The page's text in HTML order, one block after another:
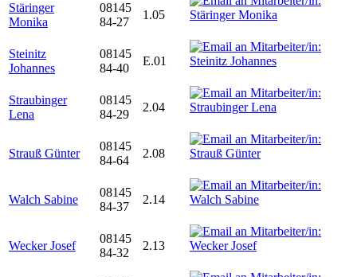
Stäringer
Monika
08145
84-27
1.05
Steinitz
Johannes
08145
84-40
E.01
Straubinger
Lena
08145
84-29
2.04
Strauß Günter
08145
84-64
2.08
Walch Sabine
08145
84-37
2.14
Wecker Josef
08145
84-32
2.13